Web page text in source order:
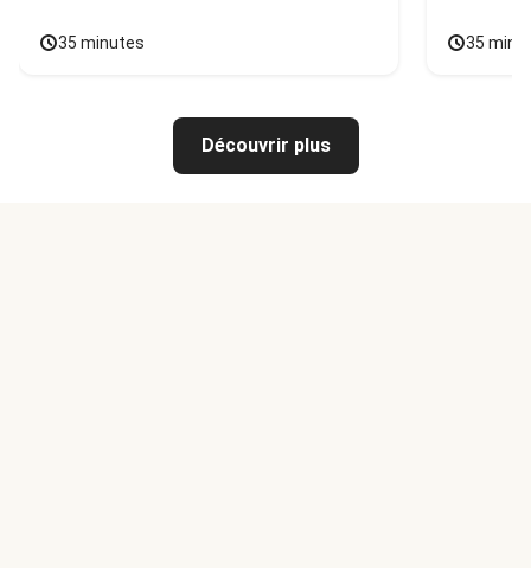
35 minutes 35
Découvrir plus